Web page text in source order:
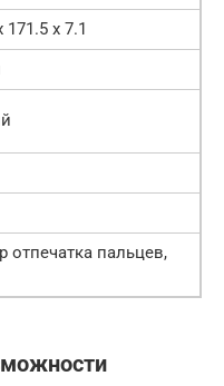
171.5 х 7.1
отпечатка пальцев,